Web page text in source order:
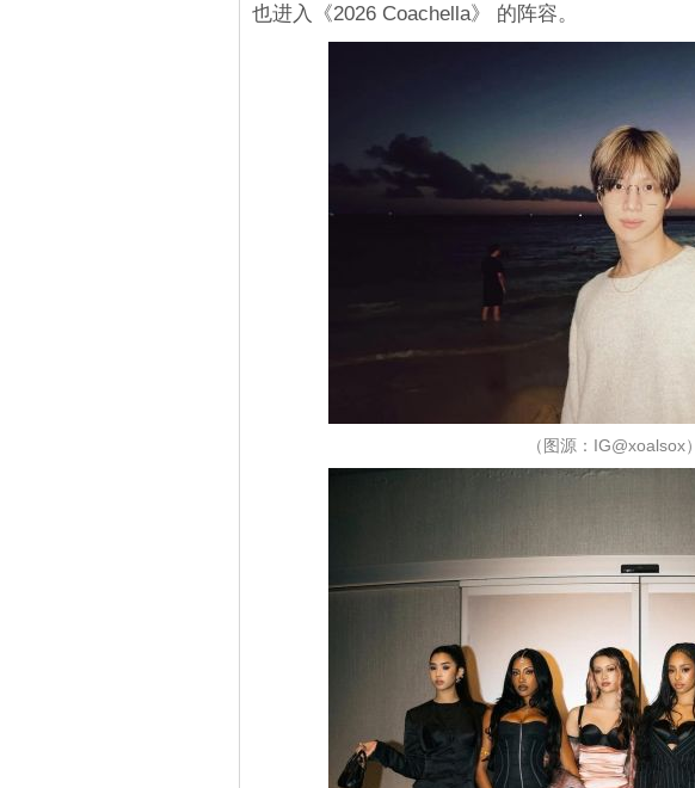
也进入《2026 Coachella》 的阵容。
（图源：IG@xoalsox）